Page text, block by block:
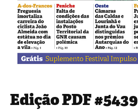
Edição PDF #5439